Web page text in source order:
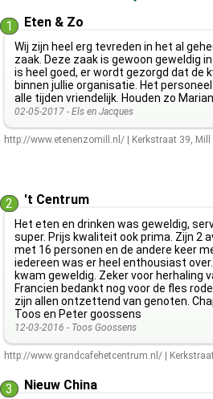
1 Eten & Zo
Wij zijn heel erg tevreden in het al
zaak. Deze zaak is gewoon geweldig
is heel goed, er wordt gezorgd dat de
binnen jullie organisatie. Het
alle tijden vriendelijk. Houden zo
02-05-2017 - Els en Jacques
http://www.etenenzomill.nl/ Kerkstraat 39, Mill
2 't Centrum
Het eten en drinken was geweldig,
super. Prijs kwaliteit ook prima. Zijn 2
met 16 personen en de andere keer
iedereen was er heel enthousiast
kwam geweldig. Zeker voor herhaling
Francien bedankt nog voor de fles
zijn allen ontzettend van genoten.
Toos en Peter goossens
12-03-2016 - Toos Goossens
http://www.grandcafehetcentrum.nl/
3 Nieuw China